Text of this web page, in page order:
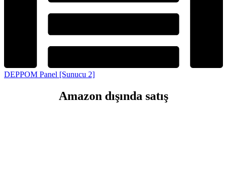
DEPPOM Panel [Sunucu 2]
Amazon dışında satış